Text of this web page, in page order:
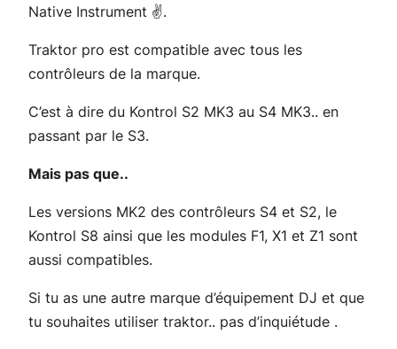
Native Instrument ✌.
Traktor pro est compatible avec tous les
contrôleurs de la marque.
C’est à dire du Kontrol S2 MK3 au S4 MK3.. en
passant par le S3.
Mais pas que..
Les versions MK2 des contrôleurs S4 et S2, le
Kontrol S8 ainsi que les modules F1, X1 et Z1 sont
aussi compatibles.
Si tu as une autre marque d’équipement DJ et que
tu souhaites utiliser traktor.. pas d’inquiétude .